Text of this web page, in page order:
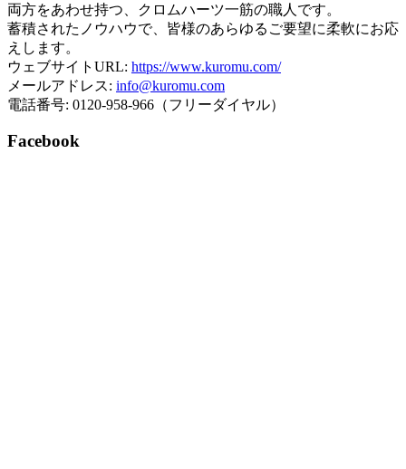
両方をあわせ持つ、クロムハーツ一筋の職人です。
蓄積されたノウハウで、皆様のあらゆるご要望に柔軟にお応
えします。
ウェブサイトURL: https://www.kuromu.com/
メールアドレス: info@kuromu.com
電話番号: 0120-958-966（フリーダイヤル）
Facebook